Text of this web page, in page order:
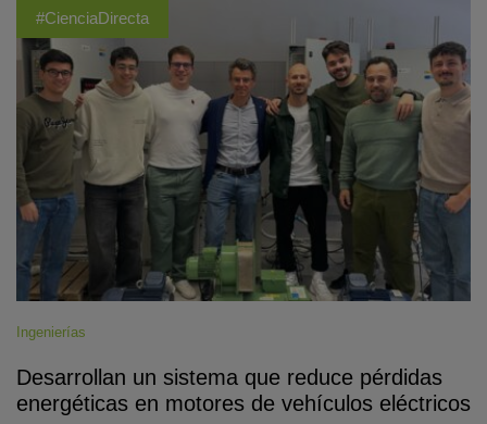
#CienciaDirecta
Ingenierías
Desarrollan un sistema que reduce pérdidas
energéticas en motores de vehículos eléctricos